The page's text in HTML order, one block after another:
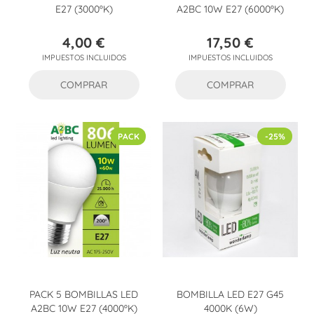
E27 (3000ºK)
Precio
4,00 €
IMPUESTOS INCLUIDOS
COMPRAR
A2BC 10W E27 (6000ºK)
Precio
17,50 €
IMPUESTOS INCLUIDOS
COMPRAR
PACK 5 BOMBILLAS LED
A2BC 10W E27 (4000ºK)
PACK
BOMBILLA LED E27 G45
4000K (6W)
-25%